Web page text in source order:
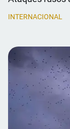
INTERNACIONAL